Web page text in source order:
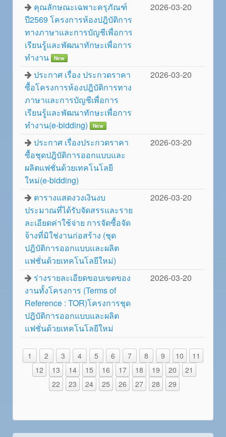
คุณลักษณะเฉพาะครุภัณฑ์
ปี2569 โครงการห้องปฎิบัติการ
ทางภาษาและการบัญชีเพื่อการ
เรียนรู้และพัฒนาทักษะเพื่อการ
ทำงาน
New
2026-03-20
ประกาศ เรื่อง ประกวดราคา
ซื้อโครงการห้องปฎิบัติการทาง
ภาษาและการบัญชีเพื่อการ
เรียนรู้และพัฒนาทักษะเพื่อการ
ทำงาน(e-bidding)
New
2026-03-20
ประกาศ เรื่องประกวดราคา
ซื้อชุดปฎิบัติการออกแบบและ
ผลิตแฟชั่นด้วยเทคโนโลยี
ใหม่(e-bidding)
2026-03-20
ตารางแสดงวงเงินงบ
ประมาณที่ได้รับจัดสรรและราย
ละเอียดค่าใช้จ่าย การจัดซื้อจัด
จ้างที่มิใช่งานก่อสร้าง (ชุด
ปฎิบัติการออกแบบและผลิต
แฟชั่นด้วยเทคโนโลยีใหม่)
2026-03-20
ร่างรายละเอียดขอบเขตของ
งานทั้งโครงการ (Terms of
Reference : TOR)โครงการชุด
ปฎิบัติการออกแบบและผลิต
แฟชั่นด้วยเทคโนโลยีใหม่
2026-03-20
1 2 3 4 5 6 7 8 9 10
11
12
13 14 15 16 17 18 19 20
21
22
23 24 25 26 27 28 29